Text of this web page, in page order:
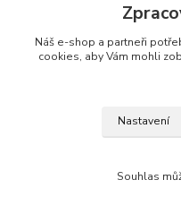
+420 737 725 324
(Po-Pá, 9-17 hod.)
Náš e-shop a partneři
cookies, aby Vám mohli
Nastavení
Souhlas